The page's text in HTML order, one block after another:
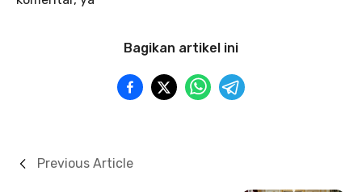
Bagikan artikel ini
Previous Article